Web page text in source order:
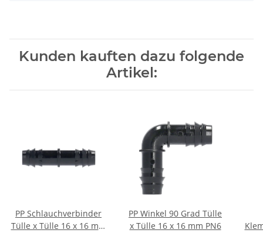
Kunden kauften dazu folgende
Artikel:
PP Schlauchverbinder
Tülle x Tülle 16 x 16 mm
PP Winkel 90 Grad Tülle
x Tülle 16 x 16 mm PN6